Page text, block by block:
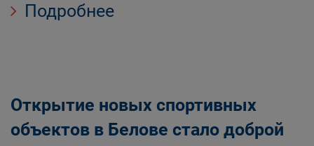
Подробнее
Открытие новых спортивных
объектов в Белове стало доброй